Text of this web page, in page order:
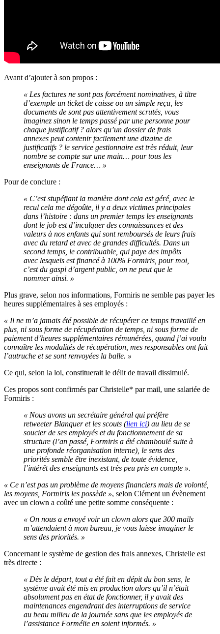
Avant d’ajouter à son propos :
« Les factures ne sont pas forcément nominatives, à titre
d’exemple un ticket de caisse ou un simple reçu, les
documents de sont pas attentivement scrutés, vous
imaginez sinon le temps passé par une personne pour
chaque justificatif ? alors qu’un dossier de frais
annexes peut contenir facilement une dizaine de
justificatifs ? le service gestionnaire est très réduit, leur
nombre se compte sur une main… pour tous les
enseignants de France… »
Pour de conclure :
« C’est stupéfiant la manière dont cela est géré, avec le
recul cela me dégoûte, il y a deux victimes principales
dans l’histoire : dans un premier temps les enseignants
dont le job est d’inculquer des connaissances et des
valeurs à nos enfants qui sont remboursés de leurs frais
avec du retard et avec de grandes difficultés. Dans un
second temps, le contribuable, qui paye des impôts
avec lesquels est financé à 100% Formiris, pour moi,
c’est du gaspi d’argent public, on ne peut que le
nommer ainsi. »
Plus grave, selon nos informations, Formiris ne semble pas payer les
heures supplémentaires à ses employés :
« Il ne m’a jamais été possible de récupérer ce temps travaillé en
plus, ni sous forme de récupération de temps, ni sous forme de
paiement d’heures supplémentaires rémunérées, quand j’ai voulu
connaître les modalités de récupération, mes responsables ont fait
l’autruche et se sont renvoyées la balle. »
Ce qui, selon la loi, constituerait le délit de travail dissimulé.
Ces propos sont confirmés par Christelle* par mail, une salariée de
Formiris :
« Nous avons un secrétaire général qui préfère
retweeter Blanquer et les scouts (lien ici) au lieu de se
soucier de ses employés et du fonctionnement de sa
structure (l’an passé, Formiris a été chamboulé suite à
une profonde réorganisation interne), le sens des
priorités semble être inexistant, de toute évidence,
l’intérêt des enseignants est très peu pris en compte ».
« Ce n’est pas un problème de moyens financiers mais de volonté,
les moyens, Formiris les possède », selon Clément un évènement
avec un clown a coûté une petite somme conséquente :
« On nous a envoyé voir un clown alors que 300 mails
m’attendaient à mon bureau, je vous laisse imaginer le
sens des priorités. »
Concernant le système de gestion des frais annexes, Christelle est
très directe :
« Dès le départ, tout a été fait en dépit du bon sens, le
système avait été mis en production alors qu’il n’était
absolument pas en état de fonctionner, il y avait des
maintenances engendrant des interruptions de service
au beau milieu de la journée sans que les employés de
l’assistance Formélie en soient informés. »